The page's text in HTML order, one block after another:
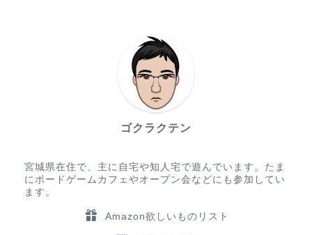
ゴクラクテン
宮城県在住で、主に自宅や知人宅で遊んでいます。たま
にボードゲームカフェやオープン会などにも参加してい
ます。
Amazon欲しいものリスト